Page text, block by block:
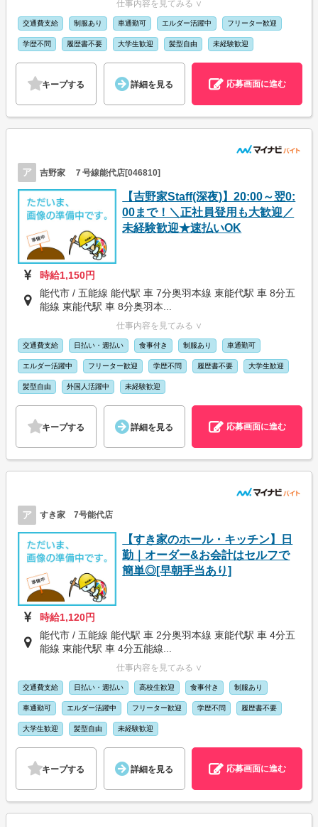
仕事内容を見てみる ∨
交通費支給 制服あり 車通勤可 エルダー活躍中 フリーター歓迎
学歴不問 履歴書不要 大学生歓迎 髪型自由 未経験歓迎
キープする 詳細を見る 応募画面に進む
ア 吉野家 ７号線能代店[046810]
【吉野家Staff(深夜)】20:00～翌0:
00まで！＼正社員登用も大歓迎／
未経験歓迎★速払いOK
時給1,150円
能代市 / 五能線 能代駅 車 7分奥羽本線 東能代駅 車 8分五
能線 東能代駅 車 8分奥羽本...
仕事内容を見てみる ∨
交通費支給 日払い・週払い 食事付き 制服あり 車通勤可
エルダー活躍中 フリーター歓迎 学歴不問 履歴書不要 大学生歓迎
髪型自由 外国人活躍中 未経験歓迎
キープする 詳細を見る 応募画面に進む
ア すき家 7号能代店
【すき家のホール・キッチン】日
勤｜オーダー&お会計はセルフで
簡単◎[早朝手当あり]
時給1,120円
能代市 / 五能線 能代駅 車 2分奥羽本線 東能代駅 車 4分五
能線 東能代駅 車 4分五能線...
仕事内容を見てみる ∨
交通費支給 日払い・週払い 高校生歓迎 食事付き 制服あり
車通勤可 エルダー活躍中 フリーター歓迎 学歴不問 履歴書不要
大学生歓迎 髪型自由 未経験歓迎
キープする 詳細を見る 応募画面に進む